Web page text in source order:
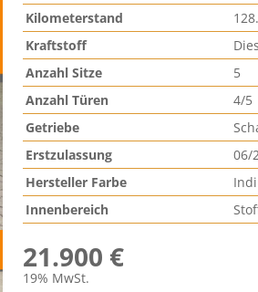
Kilometerstand
Kraftstoff
Anzahl Sitze
5
Anzahl Türen
4/5
Getriebe
Erstzulassung
06/
Hersteller Farbe
Innenbereich
21.900 €
19% MwSt.